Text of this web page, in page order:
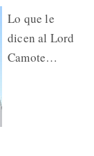
Lo que le
dicen al Lord
Camote…